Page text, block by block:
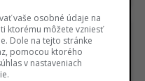
vaše osobné údaje na
ktorému môžete vzniesť
Dole na tejto stránke
pomocou ktorého
v nastaveniach